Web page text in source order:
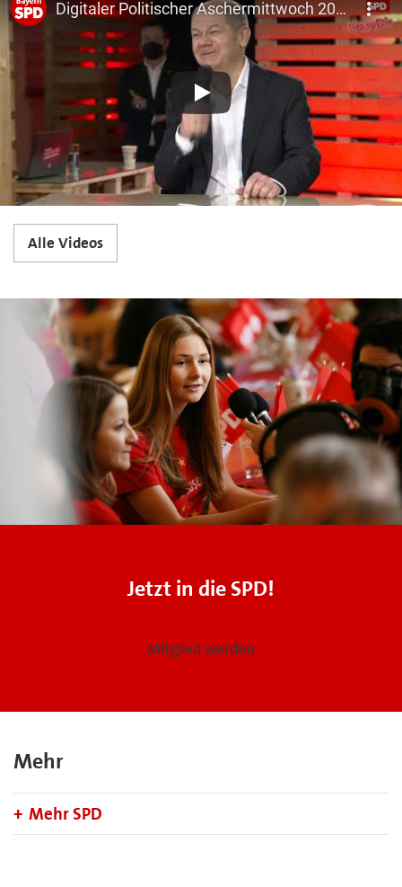
Alle Videos
Jetzt in die SPD!
Mitglied werden
Mehr
Mehr SPD